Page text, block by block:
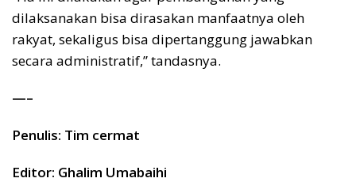
dilaksanakan bisa dirasakan manfaatnya oleh
rakyat, sekaligus bisa dipertanggung jawabkan
secara administratif,” tandasnya.
—–
Penulis: Tim cermat
Editor: Ghalim Umabaihi